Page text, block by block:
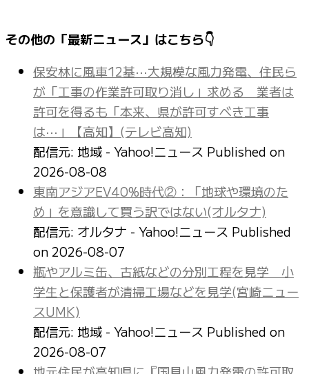
その他の「最新ニュース」はこちら👇
保安林に風車12基⋯大規模な風力発電、住民ら
が「工事の作業許可取り消し」求める 業者は
許可を得るも「本来、県が許可すべき工事
は⋯」【高知】(テレビ高知)
配信元: 地域 - Yahoo!ニュース Published on
2026-08-08
東南アジアEV40%時代②：「地球や環境のた
め」を意識して買う訳ではない(オルタナ)
配信元: オルタナ - Yahoo!ニュース Published
on 2026-08-07
瓶やアルミ缶、古紙などの分別工程を見学 小
学生と保護者が清掃工場などを見学(宮崎ニュー
スUMK)
配信元: 地域 - Yahoo!ニュース Published on
2026-08-07